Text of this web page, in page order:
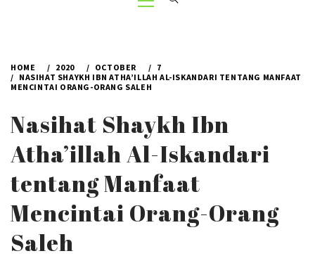
Menu
HOME 2020 OCTOBER
7
NASIHAT SHAYKH IBN ATHA’ILLAH AL-ISKANDARI TENTANG MANFAAT
MENCINTAI ORANG-ORANG SALEH
Nasihat Shaykh Ibn
Atha’illah Al-Iskandari
tentang Manfaat
Mencintai Orang-Orang
Saleh